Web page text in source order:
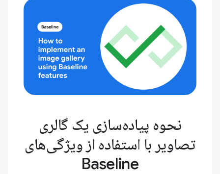
نحوه پیاده‌سازی یک گالری
تصاویر با استفاده از ویژگی‌های
Baseline